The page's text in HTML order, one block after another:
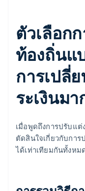
ตัวเลือก
ท้องถิ่นแ
การเปลี่
ระเงินม
เมื่อพูดถึงการปรับแต่
ตัดสินใจเกี่ยวกับกา
ได้เท่าเทียมกันทั้งห